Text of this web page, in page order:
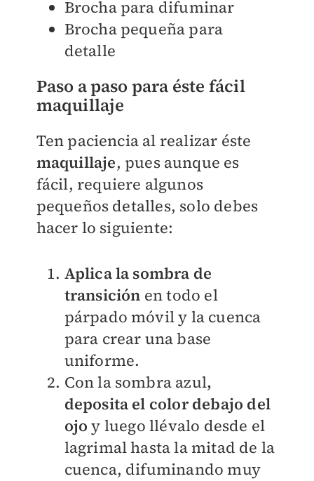
Brocha para difuminar
Brocha pequeña para
detalle
Paso a paso para éste fácil
maquillaje
Ten paciencia al realizar éste
maquillaje, pues aunque es
fácil, requiere algunos
pequeños detalles, solo debes
hacer lo siguiente:
Aplica la sombra de
transición en todo el
párpado móvil y la cuenca
para crear una base
uniforme.
Con la sombra azul,
deposita el color debajo del
ojo y luego llévalo desde el
lagrimal hasta la mitad de la
cuenca, difuminando muy